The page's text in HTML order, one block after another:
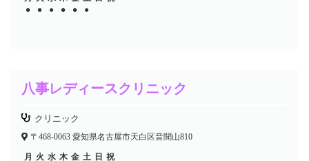
●
● ● ● ● ●
● ● ● ●
八事レディースクリニック
クリニック
〒468-0063 愛知県名古屋市天白区音聞山810
月 火 水 木 金 土 日 祝